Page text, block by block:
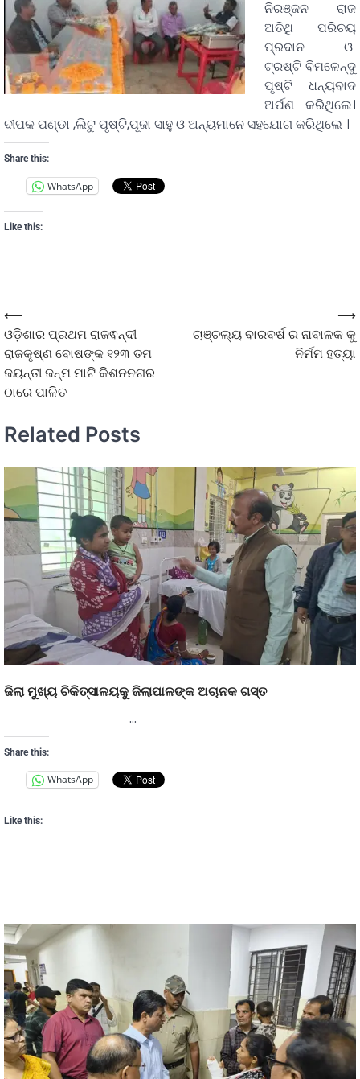
ନିରଞ୍ଜନ ରାଜ
ଅତିଥି ପରିଚୟ
ପ୍ରଦାନ ଓ
ଟ୍ରଷ୍ଟି ବିମଳେନ୍ଦୁ
ପୃଷ୍ଟି ଧନ୍ୟବାଦ
ଅର୍ପଣ କରିଥିଲେ।
ଦୀପକ ପଣ୍ଡା ,ଲିଟୁ ପୃଷ୍ଟି,ପୂଜା ସାହୁ ଓ ଅନ୍ୟମାନେ ସହଯୋଗ କରିଥିଲେ ।
Share this:
WhatsApp
Like this:
⟵
ଓଡ଼ିଶାର ପ୍ରଥମ ରାଜଵନ୍ଦୀ
ରାଜକୃଷ୍ଣ ବୋଷଙ୍କ ୧୨୩ ତମ
ଜୟନ୍ତୀ ଜନ୍ମ ମାଟି କିଶନନଗର
ଠାରେ ପାଳିତ
ଚାଞ୍ଚଲ୍ୟ ବାରବର୍ଷ ର ନାବାଳକ କୁ
ନିର୍ମମ ହତ୍ୟା
⟶
Related Posts
ଜିଲା ମୁଖ୍ୟ ଚିକିତ୍ସାଳୟକୁ ଜିଲାପାଳଙ୍କ ଅଚାନକ ଗସ୍ତ
…
Share this:
WhatsApp
Like this: